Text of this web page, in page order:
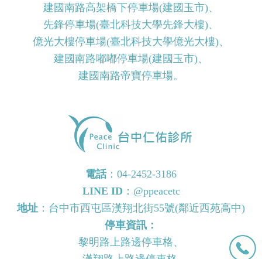
建國南路高架橋下停車場(建國玉市)、
先鋒停車場(臺北科技大學先鋒大樓)、
億光大樓停車場(臺北科技大學億光大樓)、
建國南路嘟嘟停車場(建國玉市)、
建國南路帝寶停車場。
電話： 04-2452-3186
LINE ID ： @ppeacetc
地址 ：台中市西屯區漢翔北街55號(鄰近西苑高中)
停車資訊：
黎明路上路邊停車格、